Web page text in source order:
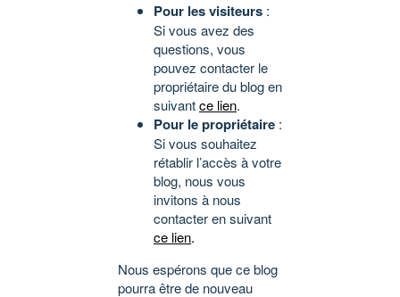
Pour les visiteurs :
Si vous avez des
questions, vous
pouvez contacter le
propriétaire du blog en
suivantce lien.
Pour le propriétaire :
Si vous souhaitez
rétablir l’accès à votre
blog, nous vous
invitons à nous
contacter en suivant
ce lien.
Nous espérons que ce blog
pourra être de nouveau